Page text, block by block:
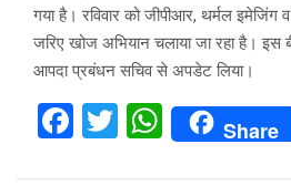
गया है। रविवार को जीपीआर, थर्मल
जरिए खोज अभियान चलाया जा रहा है। इस
आपदा प्रबंधन सचिव से अपडेट लिया।
F
T
W
h
Share